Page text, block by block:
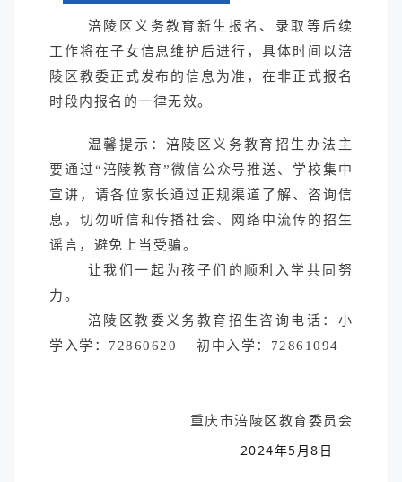
涪陵区义务教育新生报名、录取等后续
工作将在子女信息维护后进行，具体时间以涪
陵区教委正式发布的信息为准，在非正式报名
时段内报名的一律无效。
温馨提示：涪陵区义务教育招生办法主
要通过“涪陵教育”微信公众号推送、学校集中
宣讲，请各位家长通过正规渠道了解、咨询信
息，切勿听信和传播社会、网络中流传的招生
谣言，避免上当受骗。
让我们一起为孩子们的顺利入学共同努
力。
涪陵区教委义务教育招生咨询电话：小
学入学：72860620 初中入学：72861094
重庆市涪陵区教育委员会
2024年5月8日